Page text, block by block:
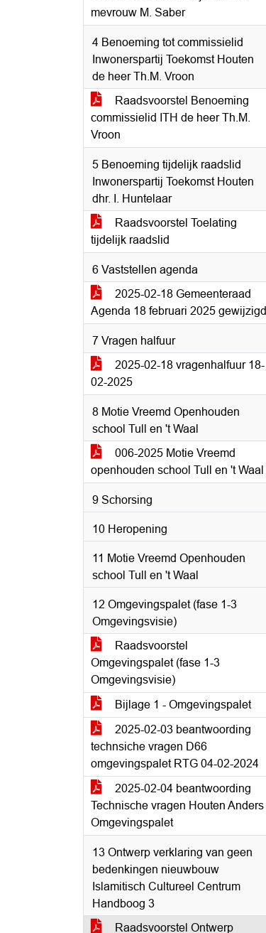
mevrouw M. Saber
4 Benoeming tot commissielid
Inwonerspartij Toekomst Houten
de heer Th.M. Vroon
Raadsvoorstel Benoeming
commissielid ITH de heer Th.M.
Vroon
5 Benoeming tijdelijk raadslid
Inwonerspartij Toekomst Houten
dhr. I. Huntelaar
Raadsvoorstel Toelating
tijdelijk raadslid
6 Vaststellen agenda
2025-02-18 Gemeenteraad
Agenda 18 februari 2025 gewijzigd
7 Vragen halfuur
2025-02-18 vragenhalfuur 18-
02-2025
8 Motie Vreemd Openhouden
school Tull en 't Waal
006-2025 Motie Vreemd
openhouden school Tull en 't Waal
9 Schorsing
10 Heropening
11 Motie Vreemd Openhouden
school Tull en 't Waal
12 Omgevingspalet (fase 1-3
Omgevingsvisie)
Raadsvoorstel
Omgevingspalet (fase 1-3
Omgevingsvisie)
Bijlage 1 - Omgevingspalet
2025-02-03 beantwoording
technsiche vragen D66
omgevingspalet RTG 04-02-2024
2025-02-04 beantwoording
Technische vragen Houten Anders
Omgevingspalet
13 Ontwerp verklaring van geen
bedenkingen nieuwbouw
Islamitisch Cultureel Centrum
Handboog 3
Raadsvoorstel Ontwerp